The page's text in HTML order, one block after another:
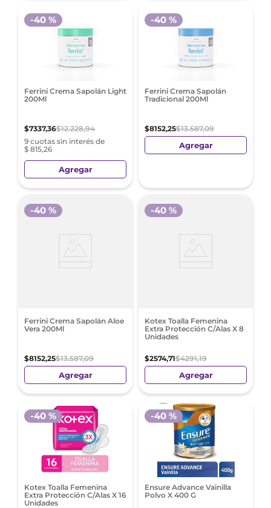
Ferrini Crema Sapolán Light
200Ml
$7337,36$12.228,94
9 cuotas sin interés de
$ 815,26
-40 %
Agregar
Ferrini Crema Sapolán
Tradicional 200Ml
$8152,25$13.587,09
-40 %
Agregar
Ferrini Crema Sapolán Aloe
Vera 200Ml
$8152,25$13.587,09
-40 %
Agregar
Kotex Toalla Femenina
Extra Protección C/Alas X 8
Unidades
$2574,71$4291,19
-40 %
Agregar
Kotex Toalla Femenina
Extra Protección C/Alas X 16
Unidades
-40 %
Ensure Advance Vainilla
Polvo X 400 G
-40 %